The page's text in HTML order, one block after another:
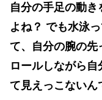
自分の手足の動
よね？ でも水泳
て、自分の腕の先
ロールしながら
て見えっこないん